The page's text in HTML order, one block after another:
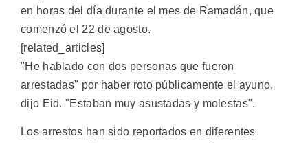
en horas del día durante el mes de Ramadán, que
comenzó el 22 de agosto.
[related_articles]
"He hablado con dos personas que fueron
arrestadas" por haber roto públicamente el ayuno,
dijo Eid. "Estaban muy asustadas y molestas".
Los arrestos han sido reportados en diferentes